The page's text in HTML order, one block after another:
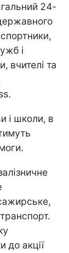
24-
і
вчителі та
і школи, в
до акції